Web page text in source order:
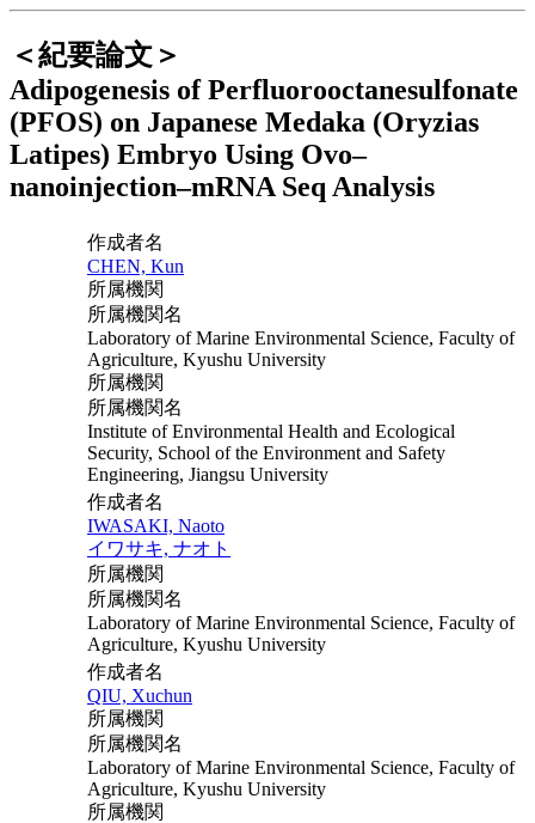
＜紀要論文＞
Adipogenesis of Perfluorooctanesulfonate
(PFOS) on Japanese Medaka (Oryzias
Latipes) Embryo Using Ovo–
nanoinjection–mRNA Seq Analysis
作成者名
CHEN, Kun
所属機関
所属機関名
Laboratory of Marine Environmental Science, Faculty of
Agriculture, Kyushu University
所属機関
所属機関名
Institute of Environmental Health and Ecological
Security, School of the Environment and Safety
Engineering, Jiangsu University
作成者名
IWASAKI, Naoto
イワサキ, ナオト
所属機関
所属機関名
Laboratory of Marine Environmental Science, Faculty of
Agriculture, Kyushu University
作成者名
QIU, Xuchun
所属機関
所属機関名
Laboratory of Marine Environmental Science, Faculty of
Agriculture, Kyushu University
所属機関